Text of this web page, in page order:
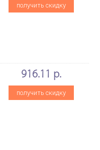
получить скидку
916.11 р.
получить скидку